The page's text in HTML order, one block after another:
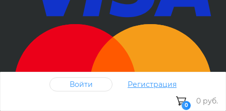
Войти Регистрация
0 0 руб.